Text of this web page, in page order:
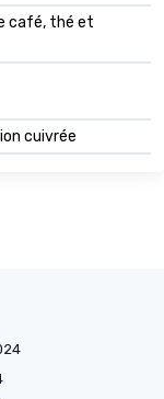
café, thé et
cuivrée